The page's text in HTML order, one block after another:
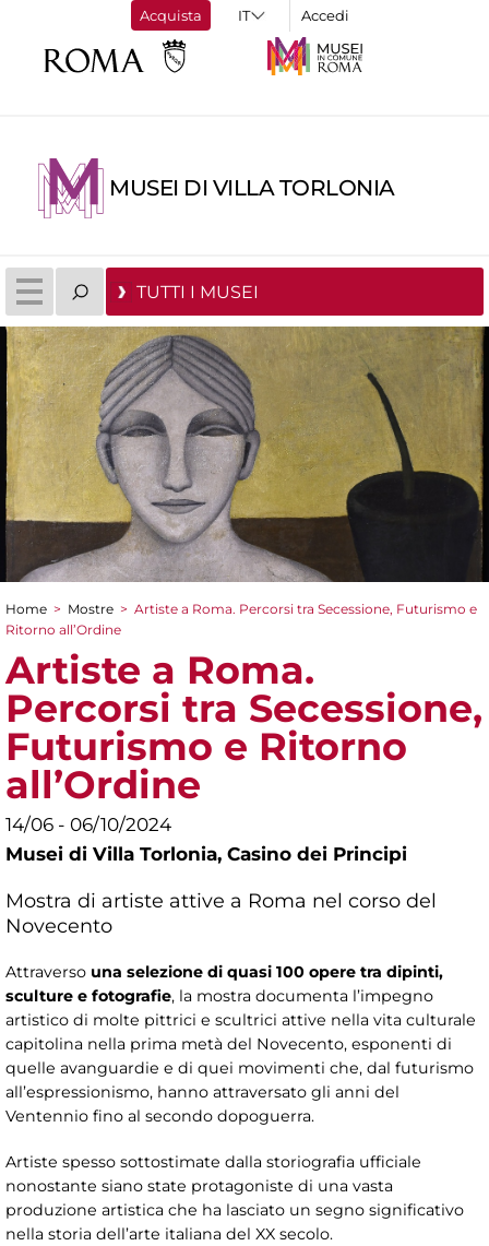
Acquista Accedi
MUSEI DI VILLA TORLONIA
TUTTI I MUSEI
Tu sei qui
Home > Mostre > Artiste a Roma. Percorsi tra Secessione, Futurismo e
Ritorno all’Ordine
Artiste a Roma.
Percorsi tra Secessione,
Futurismo e Ritorno
all’Ordine
14/06 - 06/10/2024
Musei di Villa Torlonia, Casino dei Principi
Mostra di artiste attive a Roma nel corso del
Novecento
Attraverso una selezione di quasi 100 opere tra dipinti,
sculture e fotografie, la mostra documenta l’impegno
artistico di molte pittrici e scultrici attive nella vita culturale
capitolina nella prima metà del Novecento, esponenti di
quelle avanguardie e di quei movimenti che, dal futurismo
all’espressionismo, hanno attraversato gli anni del
Ventennio fino al secondo dopoguerra.
Artiste spesso sottostimate dalla storiografia ufficiale
nonostante siano state protagoniste di una vasta
produzione artistica che ha lasciato un segno significativo
nella storia dell’arte italiana del XX secolo.